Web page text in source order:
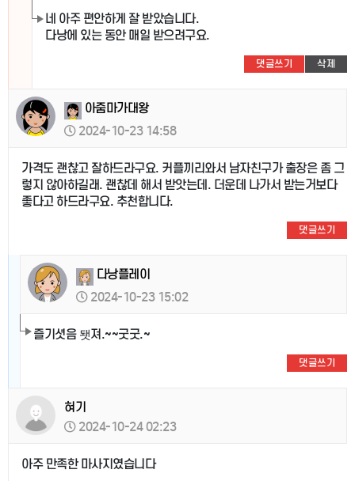
네 아주 편안하게 잘 받았습니다.
다낭에 있는 동안 매일 받으려구요.
댓글쓰기 삭제
아줌마가대왕
2024-10-23 14:58
가격도 괜찮고 잘하드라구요. 커플끼리와서 남자친구가 출장은 좀 그
렇지 않아하길래. 괜찮데 해서 받앗는데. 더운데 나가서 받는거보다
좋다고 하드라구요. 추천합니다.
댓글쓰기
다낭플레이
2024-10-23 15:02
즐기셧음 됏져.~~굿굿.~
댓글쓰기
혀기
2024-10-24 02:23
아주 만족한 마사지였습니다